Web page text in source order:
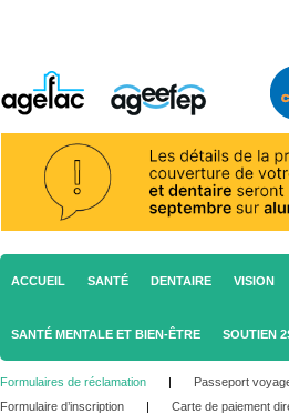
ACCUEIL SANTÉ DENTAIRE VISION
SANTÉ MENTALE ET BIEN-ÊTRE SOUTIEN
Formulaires de réclamation | Passeport
Formulaire d’inscription
|
Carte de paiement